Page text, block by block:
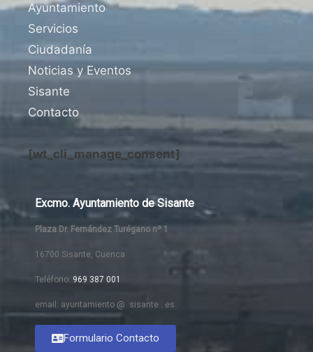
Ayuntamiento
Servicios
Ciudadanía
Noticias y Eventos
Sisante
Contacto
[wt_cli_manage_consent]
Excmo. Ayuntamiento de Sisante
Plaza Dr. Fernández Turégano nº 1
16700 Sisante, Cuenca
Teléfono: 969 387 001
email: ayuntamiento @ sisante . es
Formulario Contacto